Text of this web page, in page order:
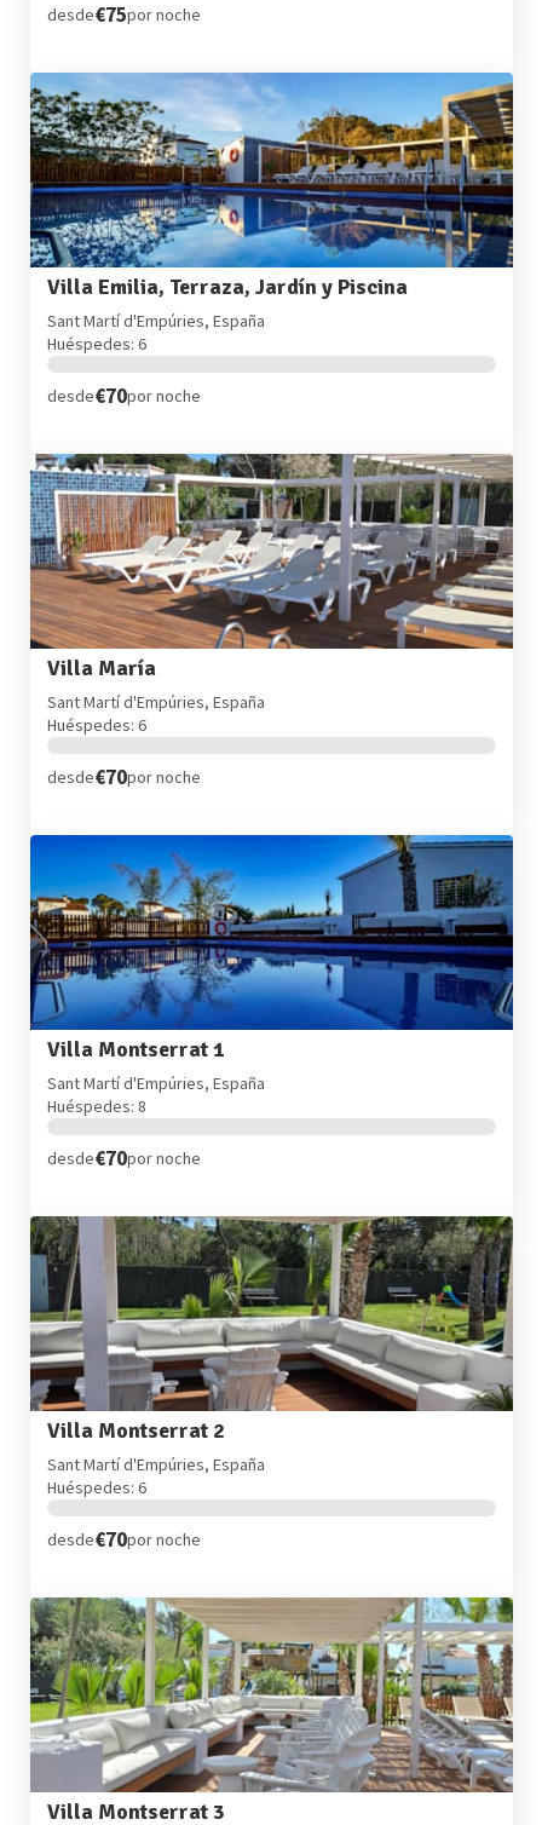
desde€75por noche
Villa Emilia, Terraza, Jardín y Piscina
Sant Martí d'Empúries, España
Huéspedes: 6
desde€70por noche
Villa María
Sant Martí d'Empúries, España
Huéspedes: 6
desde€70por noche
Villa Montserrat 1
Sant Martí d'Empúries, España
Huéspedes: 8
desde€70por noche
Villa Montserrat 2
Sant Martí d'Empúries, España
Huéspedes: 6
desde€70por noche
Villa Montserrat 3